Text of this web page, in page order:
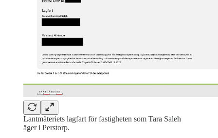
Lantmäteriets lagfart för fastigheten som Tara Saleh
äger i Perstorp.